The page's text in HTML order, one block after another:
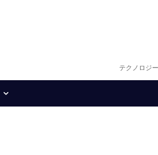
テクノロジ